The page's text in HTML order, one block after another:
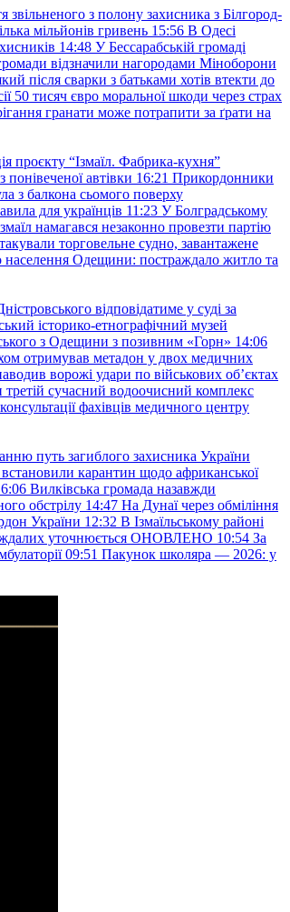
звільненого з полону захисника з Білгород-
мільйонів гривень 15:56 В Одесі
14:48 У Бессарабській громаді
відзначили нагородами Міноборони
після сварки з батьками хотів втекти до
50 тисяч євро моральної шкоди через страх
гранати може потрапити за ґрати на
проєкту “Ізмаїл. Фабрика-кухня”
автівки 16:21 Прикордонники
з балкона сьомого поверху
для українців 11:23 У Болградському
намагався незаконно провезти партію
торговельне судно, завантажене
Одещини: постраждало житло та
відповідатиме у суді за
історико-етнографічний музей
з Одещини з позивним «Горн» 14:06
отримував метадон у двох медичних
ворожі удари по військових обʼєктах
третій сучасний водоочисний комплекс
фахівців медичного центру
путь загиблого захисника України
карантин щодо африканської
Вилківська громада назавжди
обстрілу 14:47 На Дунаї через обміління
України 12:32 В Ізмаїльському районі
уточнюється ОНОВЛЕНО 10:54 За
09:51 Пакунок школяра — 2026: у